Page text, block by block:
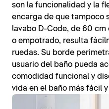
son la funcionalidad y la
encarga de que tampoco
lavabo D-Code, de 60 cm
o empotrado, resulta
ruedas. Su borde
usuario del baño pueda
comodidad funcional y
vida en el baño más fácil